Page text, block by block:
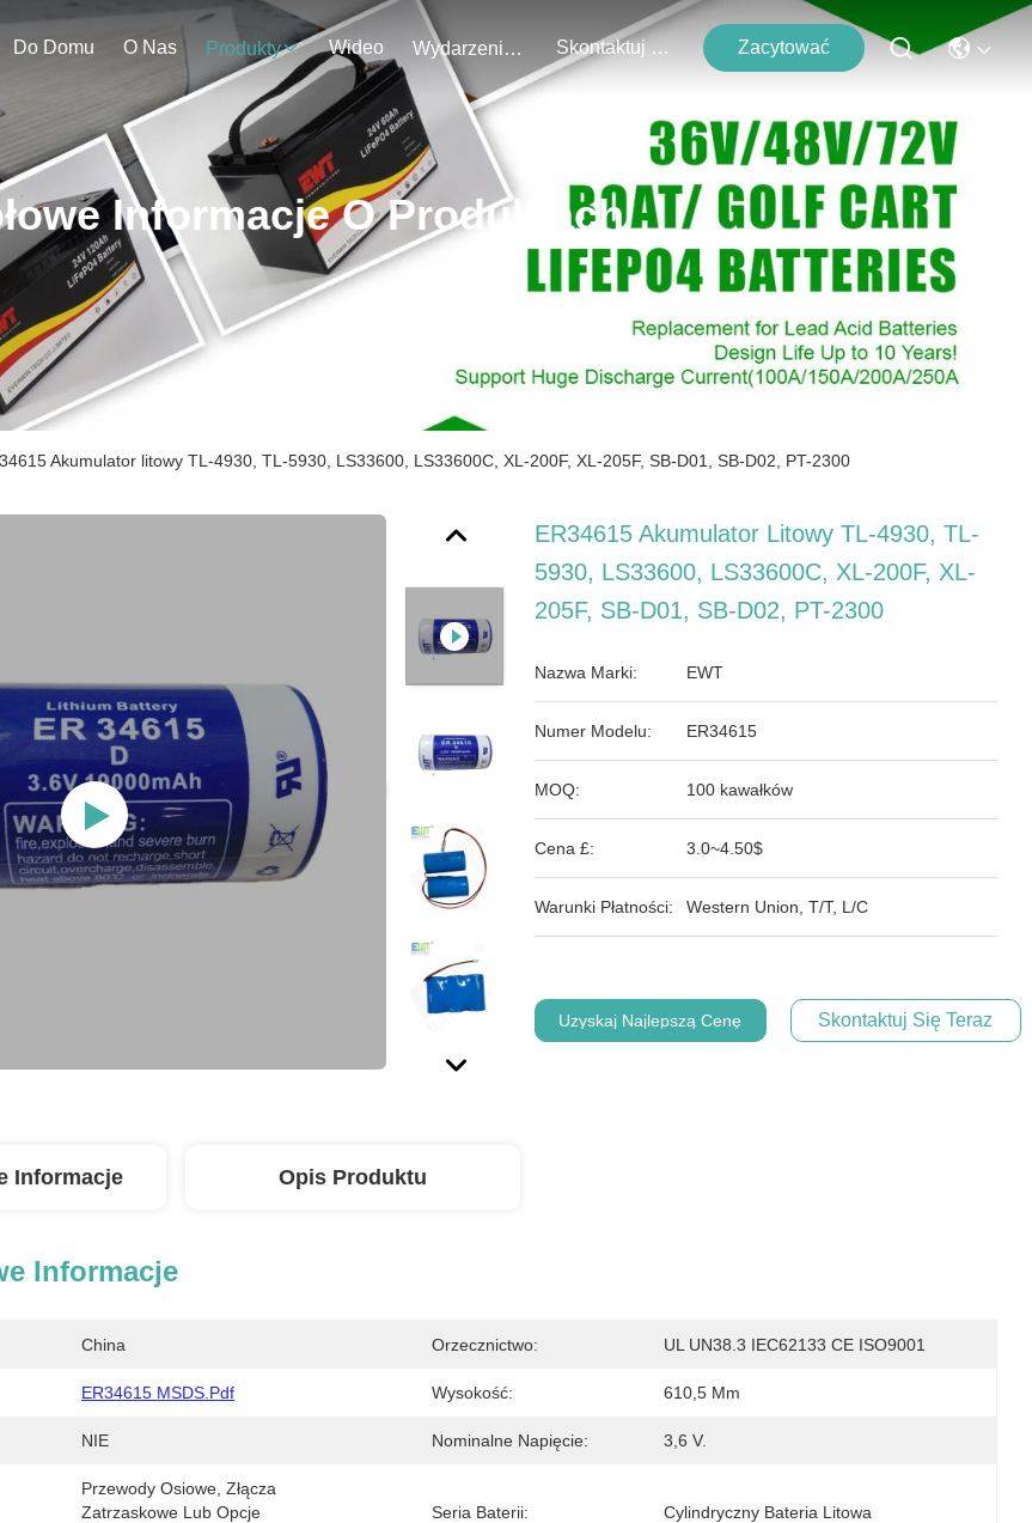
Do Domu O Nas Produkty Wideo Wydarzenia Skontaktuj Się Z Nami Zacytować
Informacje O Produktach
Akumulator litowy TL-4930, TL-5930, LS33600, LS33600C, XL-200F, XL-205F, SB-D01, SB-D02, PT-2300
ER34615 Akumulator Litowy TL-4930, TL-
5930, LS33600, LS33600C, XL-200F, XL-
205F, SB-D01, SB-D02, PT-2300
Nazwa Marki: EWT
Numer Modelu: ER34615
MOQ: 100 kawałków
Cena £: 3.0~4.50$
Warunki Płatności: Western Union, T/T, L/C
Uzyskaj Najlepszą Cenę Skontaktuj Się Teraz
Informacje Opis Produktu
Informacje
China Orzecznictwo: UL UN38.3 IEC62133 CE ISO9001
ER34615 MSDS.pdf Wysokość: 610,5 Mm
NIE Nominalne Napięcie: 3,6 V.
Przewody Osiowe, Złącza
Zatrzaskowe Lub Opcje
Seria Baterii: Cylindryczny Bateria Litowa